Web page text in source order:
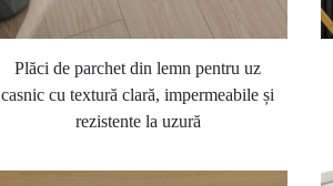
Plăci de parchet din lemn pentru uz
casnic cu textură clară, impermeabile și
rezistente la uzură